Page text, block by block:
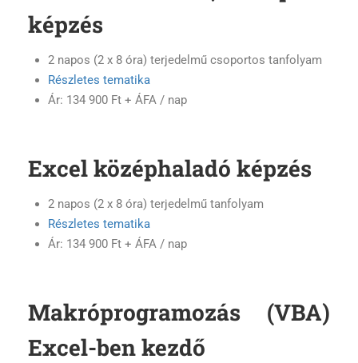
képzés
2 napos (2 x 8 óra) terjedelmű csoportos tanfolyam
Részletes tematika
Ár: 134 900 Ft + ÁFA / nap
Excel középhaladó képzés
2 napos (2 x 8 óra) terjedelmű tanfolyam
Részletes tematika
Ár: 134 900 Ft + ÁFA / nap
Makróprogramozás (VBA)
Excel-ben kezdő